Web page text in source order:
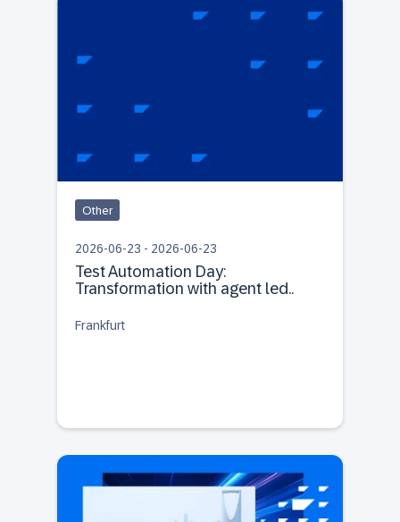
Other
2026-06-23 - 2026-06-23
Test Automation Day:
Transformation with agent led..
Frankfurt